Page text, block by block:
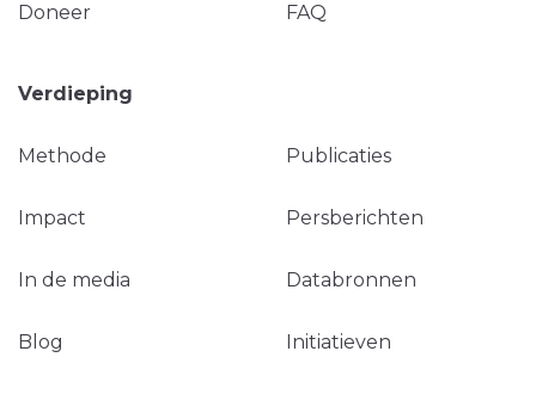
Doneer FAQ
Verdieping
Methode Publicaties
Impact Persberichten
In de media Databronnen
Blog Initiatieven